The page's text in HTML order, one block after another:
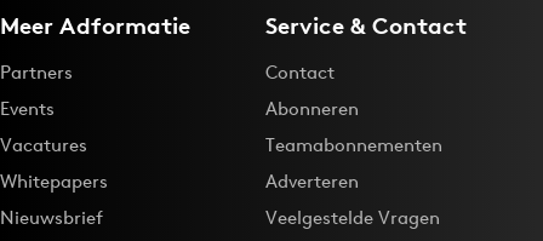
Meer Adformatie
Partners
Events
Vacatures
Whitepapers
Nieuwsbrief
Service & Contact
Contact
Abonneren
Teamabonnementen
Adverteren
Veelgestelde Vragen